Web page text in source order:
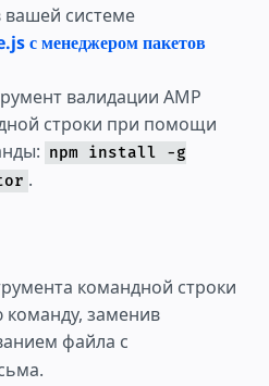
вашей системе
с менеджером пакетов
валидации AMP
строки при помощи
npm install -g
.
командной строки
заменив
файла с